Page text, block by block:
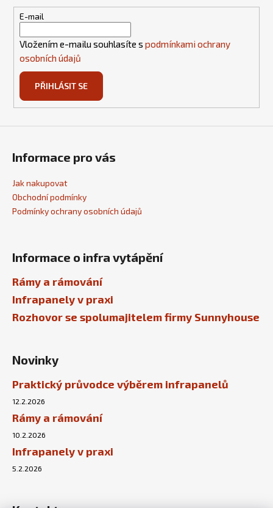
E-mail
Vložením e-mailu souhlasíte s podmínkami ochrany
osobních údajů
PŘIHLÁSIT SE
Informace pro vás
Jak nakupovat
Obchodní podmínky
Podmínky ochrany osobních údajů
Informace o infra vytápění
Rámy a rámování
Infrapanely v praxi
Rozhovor se spolumajitelem firmy Sunnyhouse
Novinky
Praktický průvodce výběrem infrapanelů
12.2.2026
Rámy a rámování
10.2.2026
Infrapanely v praxi
5.2.2026